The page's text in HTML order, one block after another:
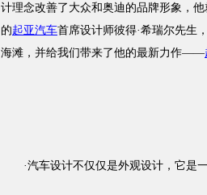
计理念改善了大众和奥迪的品牌形象，
的起亚汽车首席设计师彼得·希瑞尔先生
海滩，并给我们带来了他的最新力作——
·汽车设计不仅仅是外观设计，它是一